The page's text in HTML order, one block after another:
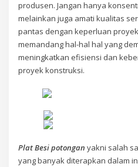
produsen. Jangan hanya
melainkan juga amati kualitas
pantas dengan keperluan
memandang hal-hal hal yang
meningkatkan efisiensi dan
proyek konstruksi.
Plat Besi potongan yakni salah
yang banyak diterapkan dalam